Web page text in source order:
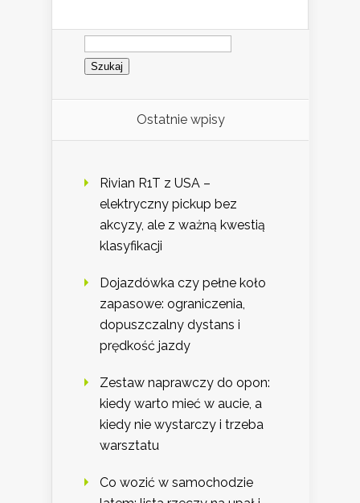
Szukaj:
Ostatnie wpisy
Rivian R1T z USA –
elektryczny pickup bez
akcyzy, ale z ważną kwestią
klasyfikacji
Dojazdówka czy pełne koło
zapasowe: ograniczenia,
dopuszczalny dystans i
prędkość jazdy
Zestaw naprawczy do opon:
kiedy warto mieć w aucie, a
kiedy nie wystarczy i trzeba
warsztatu
Co wozić w samochodzie